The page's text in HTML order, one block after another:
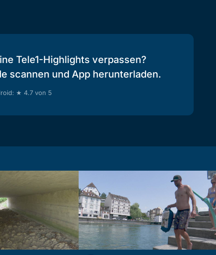
Tele1-Highlights verpassen?
scannen und App herunterladen.
★ 4.7 von 5